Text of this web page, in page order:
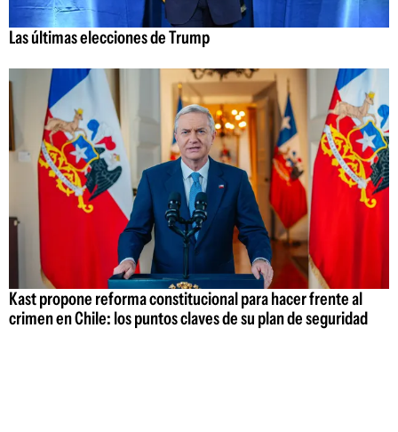
Las últimas elecciones de Trump
Kast propone reforma constitucional para hacer frente al
crimen en Chile: los puntos claves de su plan de seguridad